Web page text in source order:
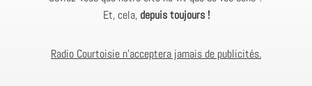
Et, cela, depuis toujours !
Radio Courtoisie n’acceptera jamais de publicités.